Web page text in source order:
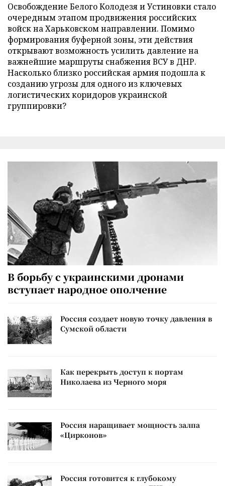
Освобождение Белого Колодезя и Устиновки стало
очередным этапом продвижения российских
войск на Харьковском направлении. Помимо
формирования буферной зоны, эти действия
открывают возможность усилить давление на
важнейшие маршруты снабжения ВСУ в ДНР.
Насколько близко российская армия подошла к
созданию угрозы для одного из ключевых
логистических коридоров украинской
группировки?
В борьбу с украинскими дронами
вступает народное ополчение
Россия создает новую точку давления в
Сумской области
Как перекрыть доступ к портам
Николаева из Черного моря
Россия наращивает мощность залпа
«Цирконов»
Россия готовится к глубокому